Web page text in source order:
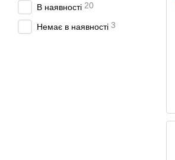
В наявності 20
Немає в наявності 3